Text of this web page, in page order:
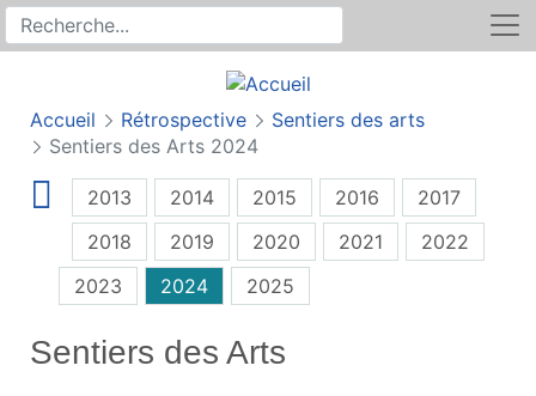
Recherche sur le site
Rechercher
Accueil Rétrospective
Sentiers des arts
Sentiers des Arts 2024
2013 2014 2015 2016
2017
2018
2019 2020 2021
2022
2023
2024 2025
Sentiers des Arts